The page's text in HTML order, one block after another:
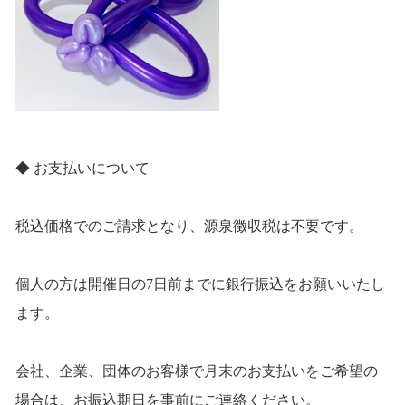
◆ お支払いについて
税込価格でのご請求となり、源泉徴収税は不要です。
個人の方は開催日の7日前までに銀行振込をお願いいたし
ます。
会社、企業、団体のお客様で月末のお支払いをご希望の
場合は、お振込期日を事前にご連絡ください。